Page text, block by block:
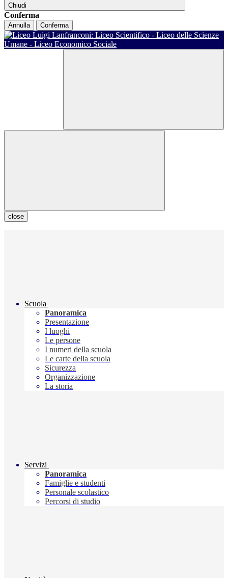
Chiudi
Conferma
Annulla Conferma
close
Scuola
Panoramica
Presentazione
I luoghi
Le persone
I numeri della scuola
Le carte della scuola
Sicurezza
Organizzazione
La storia
Servizi
Panoramica
Famiglie e studenti
Personale scolastico
Percorsi di studio